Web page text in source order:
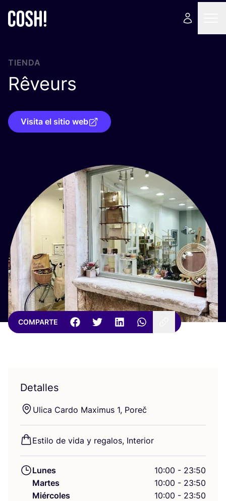
TIENDA
Rêveurs
Visita el sitio web
COMPARTE
Detalles
Uli­ca Car­do Maxi­mus 1, Poreč
Esti­lo de vida y rega­los, Interior
Lunes
10:00 - 23:50
Martes
10:00 - 23:50
Miércoles
10:00 - 23:50